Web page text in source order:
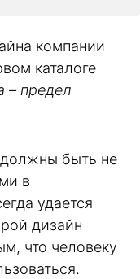
компании
каталоге
– предел
быть не
в
удается
дизайн
что человеку